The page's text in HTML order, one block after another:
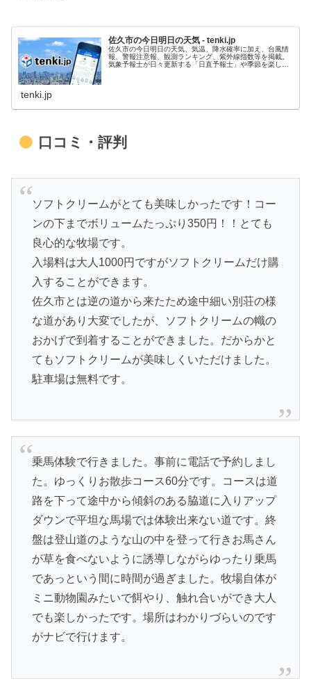
佐久市の今日明日の天気 - tenki.jp
佐久市の今日明日の天気、気温、降水確率に加え、台風情
報、警報注意報、観測ランキング、紫外線指数等を掲載。
気象予報士が日々更新する「日直予報士」や季節を楽しむ
tenki.jp
口コミ・評判
ソフトクリームがとても美味しかったです！コー
ンの下までボリュームたっぷり350円！！とても
良心的な牧場です。
入場料は大人1000円ですがソフトクリームだけ購
入することができます。
佐久市とは逆の道から来たため途中細い別荘の様
な道があり大変でしたが、ソフトクリームの幟の
おかげで到着することができました。だからかと
てもソフトクリームが美味しくいただけました。
駐車場は無料です。
乗馬体験で行きました。事前に電話で予約しまし
た。ゆっくりお散歩コース60分です。コースは道
路を下って途中から傾斜のある脇道に入りアップ
ダウンで平坦な馬場では体験出来ない道です。終
盤は登山道のような山の中を登って行きお馬さん
が草を食べないように誘導しながらゆったり乗馬
であっという間に時間が過ぎました。牧場自体が
ミニ動物園みたいで餌やり、触れ合いができ大人
でも楽しかったです。場所はわかりづらいのです
がナビで行けます。